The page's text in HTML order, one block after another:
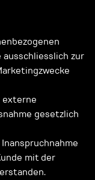
zur
externe
gesetzlich
mit der